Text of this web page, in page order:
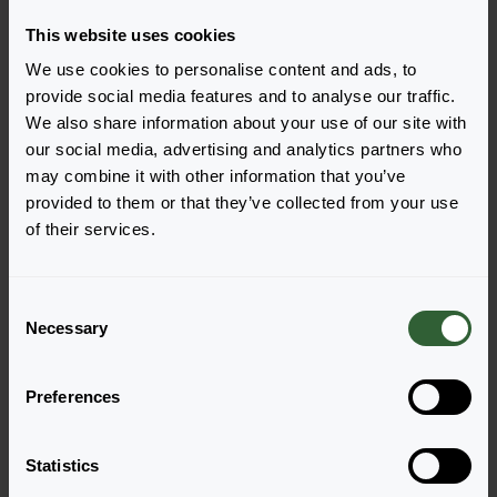
This website uses cookies
We use cookies to personalise content and ads, to
provide social media features and to analyse our traffic.
We also share information about your use of our site with
our social media, advertising and analytics partners who
may combine it with other information that you’ve
provided to them or that they’ve collected from your use
of their services.
Necessary
Preferences
Statistics
wekelijks schoonmaken van onze kas, potten, trays,
instrumenten en koelruimte vereist veel
ontsmettingsmiddelen. Ongeveer 80-85% van wat we
nu registreren zijn ontsmettingsmiddelen, en dat is
veel. Onze Florensis locaties in Afrika gebruiken stoom
om te desinfecteren, wat alleen wat dieselverbruik
vraagt. Samen met collega Ronald Geverinck (Project
Manager bij Florensis in Nederland), die de schakel is
gebruik van desinfectiemiddelen zoveel mogelijk te
verminderen. Een andere uitdaging is dat fabrikanten
voor groenten en fruit, maar niet voor gebruik in
siergewassen in Portugal. De sierteeltmarkt is te klein.
Daarom moeten we toestemming vragen aan de
overheid om deze producten te gebruiken (vergunning